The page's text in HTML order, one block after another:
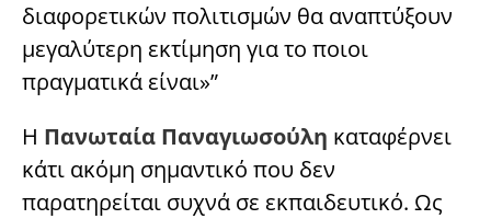
διαφορετικών πολιτισμών θα αναπτύξουν
μεγαλύτερη εκτίμηση για το ποιοι
πραγματικά είναι»”
Η Πανωταία Παναγιωσούλη καταφέρνει
κάτι ακόμη σημαντικό που δεν
παρατηρείται συχνά σε εκπαιδευτικό. Ως